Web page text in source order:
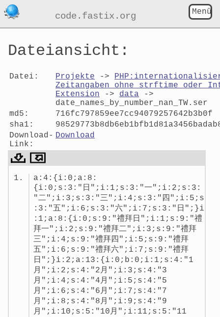
code.fastix.org Menü
Dateiansicht:
Datei: Projekte ->
Zeitangaben ohne strftime oder
Extension -> data ->
date_names_by_number_nan_TW.ser
md5:
716fc797859ee7cc94079257642b3b0f
sha1:
Download-
Link:
Download
Dateiansicht:
a:4:{i:0;a:8:
{i:0;s:3:"日";i:1;s:3:"一";i:2;s:3:
"二";i:3;s:3:"三";i:4;s:3:"四";i:5;s
:3:"五";i:6;s:3:"六";i:7;s:3:"日";}i
:1;a:8:{i:0;s:9:"禮拜日";i:1;s:9:"禮
拜一";i:2;s:9:"禮拜二";i:3;s:9:"禮拜
三";i:4;s:9:"禮拜四";i:5;s:9:"禮拜
五";i:6;s:9:"禮拜六";i:7;s:9:"禮拜
日";}i:2;a:13:{i:0;b:0;i:1;s:4:"1
月";i:2;s:4:"2月";i:3;s:4:"3
月";i:4;s:4:"4月";i:5;s:4:"5
月";i:6;s:4:"6月";i:7;s:4:"7
月";i:8;s:4:"8月";i:9;s:4:"9
月";i:10;s:5:"10月";i:11;s:5:"11